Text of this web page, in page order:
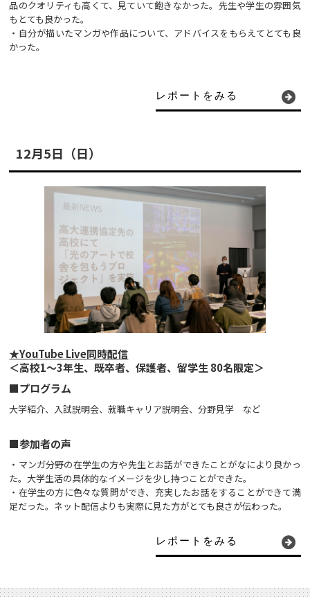
品のクオリティも高くて、見ていて飽きなかった。先生や学生の雰囲気
もとても良かった。
・自分が描いたマンガや作品について、アドバイスをもらえてとても良
かった。
レポートをみる
12月5日（日）
★YouTube Live同時配信
＜高校1～3年生、既卒者、保護者、留学生 80名限定＞
■プログラム
大学紹介、入試説明会、就職キャリア説明会、分野見学 など
■参加者の声
・マンガ分野の在学生の方や先生とお話ができたことがなにより良かっ
た。大学生活の具体的なイメージを少し持つことができた。
・在学生の方に色々な質問ができ、充実したお話をすることができて満
足だった。ネット配信よりも実際に見た方がとても良さが伝わった。
レポートをみる